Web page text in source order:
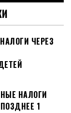
ЧЕРЕЗ
НАЛОГИ
1